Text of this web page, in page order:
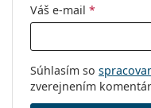
Váš e-mail *
Súhlasím so
zverejnením